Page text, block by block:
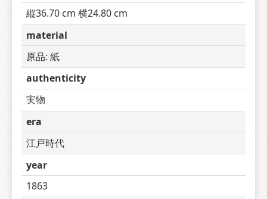
縦36.70 cm 横24.80 cm
material
原品: 紙
authenticity
実物
era
江戸時代
year
1863